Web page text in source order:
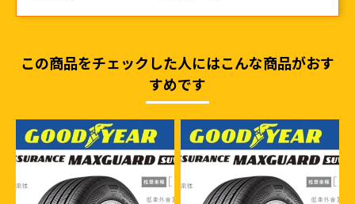
この商品をチェックした人にはこんな商品がおす
すめです